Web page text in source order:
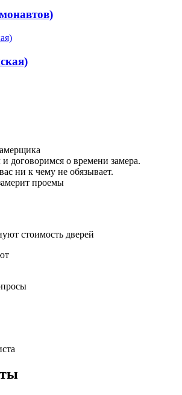
договоримся о времени замера.
ни к чему не обязывает.